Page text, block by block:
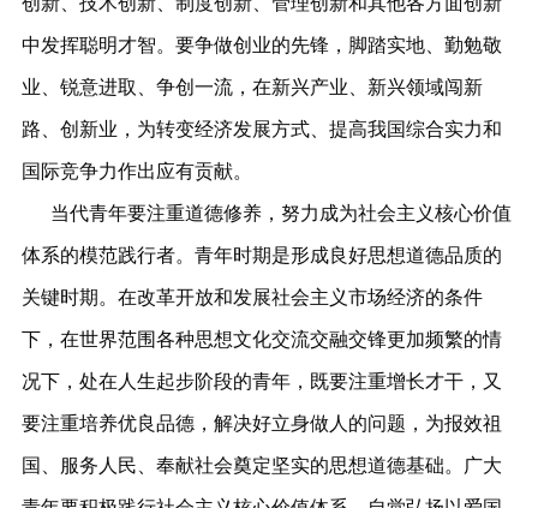
中发挥聪明才智。要争做创业的先锋，脚踏实地、勤勉敬
业、锐意进取、争创一流，在新兴产业、新兴领域闯新
路、创新业，为转变经济发展方式、提高我国综合实力和
国际竞争力作出应有贡献。
当代青年要注重道德修养，努力成为社会主义核心价值
体系的模范践行者。青年时期是形成良好思想道德品质的
关键时期。在改革开放和发展社会主义市场经济的条件
下，在世界范围各种思想文化交流交融交锋更加频繁的情
况下，处在人生起步阶段的青年，既要注重增长才干，又
要注重培养优良品德，解决好立身做人的问题，为报效祖
国、服务人民、奉献社会奠定坚实的思想道德基础。广大